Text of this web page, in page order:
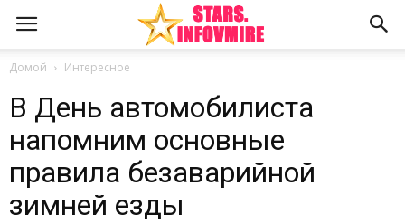
Домой Интересное
В День автомобилиста
напомним основные
правила безаварийной
зимней езды